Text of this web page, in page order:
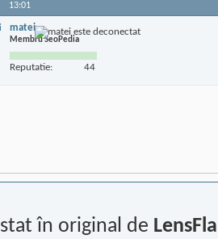
13:01
matei
Membru SeoPedia
Reputatie: 44
în original de